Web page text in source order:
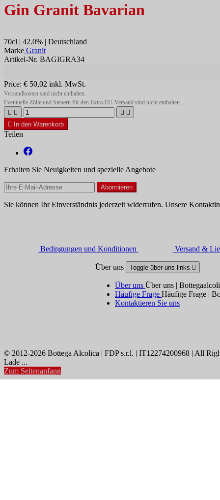
Gin Granit Bavarian
70cl | 42.0% | Deutschland
Marke Granit
Artikel-Nr. BAGIGRA34
Price: € 50,02 inkl. MwSt.
Versandkosten sind nicht enthalten.
Eventuelle Zölle und Steuern für den Extra-EU-Versand sind nicht enthalten.
   

In den Warenkorb
Teilen
Erhalten Sie Neuigkeiten und spezielle Angebote
Sie können Ihr Einverständnis jederzeit widerrufen. Unsere
Bedingungen und Konditionen Versand &
Über uns Toggle über uns links 
Über uns Über uns |
Häufige Frage Häufige Frage |
Kontaktieren Sie uns
© 2012-2026 Bottega Alcolica | FDP s.r.l. | IT12274200968 | All
Lade ...
Zum Seitenanfang